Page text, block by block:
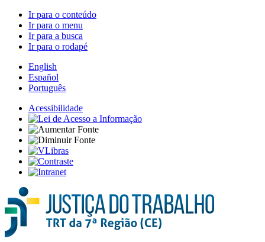
Ir para o conteúdo
Ir para o menu
Ir para a busca
Ir para o rodapé
English
Español
Português
Acessibilidade